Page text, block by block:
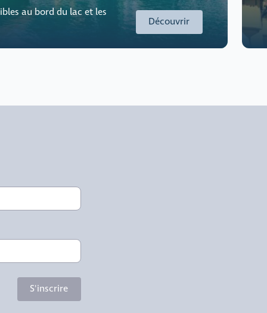
au bord du lac et les
Découvrir
S'inscrire